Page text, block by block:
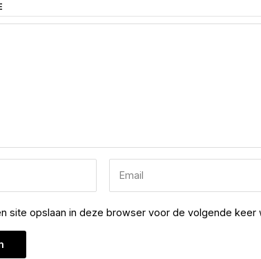
site opslaan in deze browser voor de volgende keer